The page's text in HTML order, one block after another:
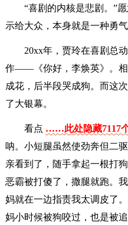
“喜剧的内核是悲剧。”
示给大众，本身就是一种勇
20xx年，贾玲在喜剧总
作——《你好，李焕英》。
成花，后半段哭成狗。而这
了大银幕。
看点 ……此处隐藏7117
呐。小短腿虽然使劲奔但二
亲看到了，随手拿起一根打
恶霸被打傻了，撒腿就跑。
妈就在一边指责我太调皮了
妈小时候被狗咬过，也是被